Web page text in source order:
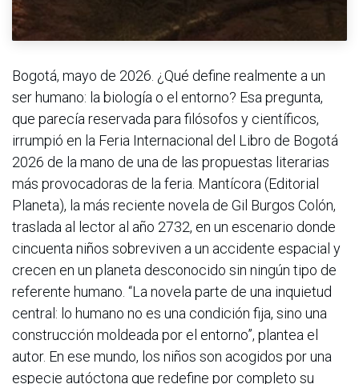
Bogotá, mayo de 2026. ¿Qué define realmente a un
ser humano: la biología o el entorno? Esa pregunta,
que parecía reservada para filósofos y científicos,
irrumpió en la Feria Internacional del Libro de Bogotá
2026 de la mano de una de las propuestas literarias
más provocadoras de la feria. Mantícora (Editorial
Planeta), la más reciente novela de Gil Burgos Colón,
traslada al lector al año 2732, en un escenario donde
cincuenta niños sobreviven a un accidente espacial y
crecen en un planeta desconocido sin ningún tipo de
referente humano. “La novela parte de una inquietud
central: lo humano no es una condición fija, sino una
construcción moldeada por el entorno”, plantea el
autor. En ese mundo, los niños son acogidos por una
especie autóctona que redefine por completo su